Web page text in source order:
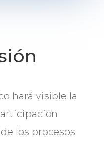
hará visible la
los procesos